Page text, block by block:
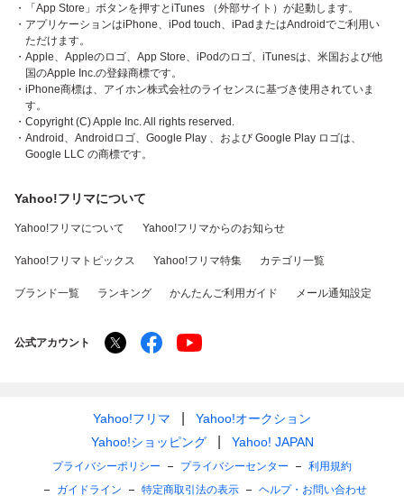
・「App Store」ボタンを押すとiTunes （外部サイト）が起動します。
・アプリケーションはiPhone、iPod touch、iPadまたはAndroidでご利用い
ただけます。
・Apple、Appleのロゴ、App Store、iPodのロゴ、iTunesは、米国および他
国のApple Inc.の登録商標です。
・iPhone商標は、アイホン株式会社のライセンスに基づき使用されていま
す。
・Copyright (C) Apple Inc. All rights reserved.
・Android、Androidロゴ、Google Play 、および Google Play ロゴは、
Google LLC の商標です。
Yahoo!フリマについて
Yahoo!フリマについて Yahoo!フリマからのお知らせ
Yahoo!フリマトピックス Yahoo!フリマ特集 カテゴリ一覧
ブランド一覧 ランキング かんたんご利用ガイド メール通知設定
公式アカウント
Yahoo!フリマ
Yahoo!オークション
Yahoo!ショッピング
Yahoo! JAPAN
プライバシーポリシー プライバシーセンター
利用規約
ガイドライン
特定商取引法の表示 ヘルプ・お問い合わせ